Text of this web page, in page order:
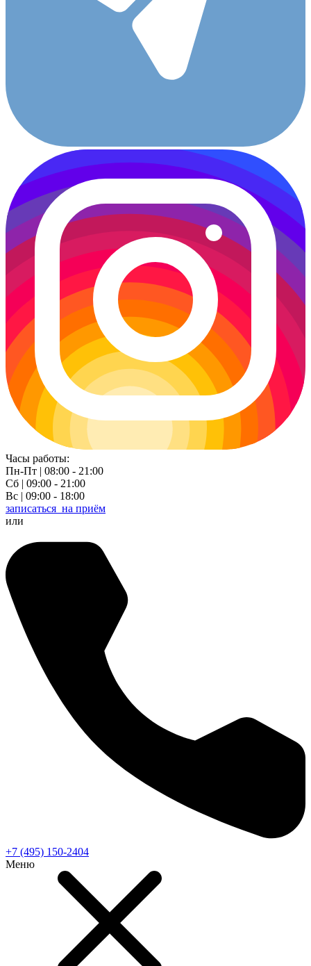
Часы работы:
Пн-Пт | 08:00 - 21:00
Сб | 09:00 - 21:00
Вс | 09:00 - 18:00
записаться на приём
или
+7 (495) 150-2404
Меню